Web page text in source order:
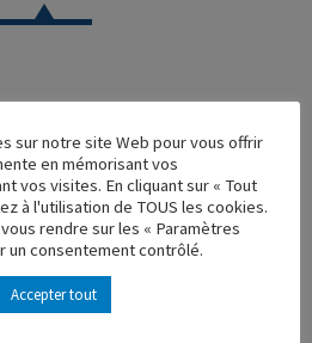
JAUNE 50 00 510 457
:
sur notre site Web pour vous offrir
en mémorisant vos
vos visites. En cliquant sur « Tout
à l'utilisation de TOUS les cookies.
rendre sur les « Paramètres
un consentement contrôlé.
Accepter tout